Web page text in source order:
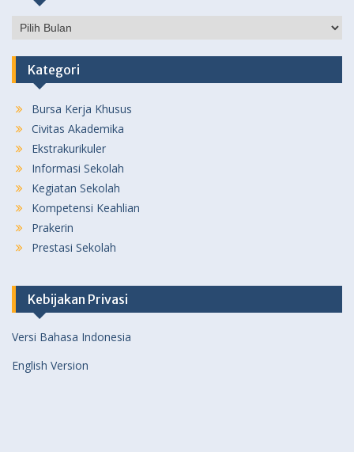
Pos
Kategori
Bursa Kerja Khusus
Civitas Akademika
Ekstrakurikuler
Informasi Sekolah
Kegiatan Sekolah
Kompetensi Keahlian
Prakerin
Prestasi Sekolah
Kebijakan Privasi
Versi Bahasa Indonesia
English Version